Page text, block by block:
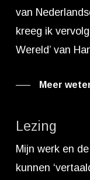
van
kreeg ik
Wereld’ van
Meer
Lezing
Mijn werk en
kunnen